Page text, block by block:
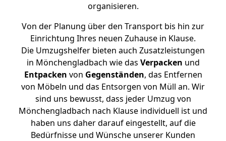
organisieren.
Von der Planung über den Transport bis hin zur
Einrichtung Ihres neuen Zuhause in Klause.
Die Umzugshelfer bieten auch Zusatzleistungen
in Mönchengladbach wie das Verpacken und
Entpacken von Gegenständen, das Entfernen
von Möbeln und das Entsorgen von Müll an. Wir
sind uns bewusst, dass jeder Umzug von
Mönchengladbach nach Klause individuell ist und
haben uns daher darauf eingestellt, auf die
Bedürfnisse und Wünsche unserer Kunden